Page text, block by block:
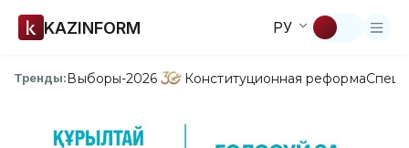
KAZINFORM РУ
Тренды:Выборы-2026 Конституционная реформа